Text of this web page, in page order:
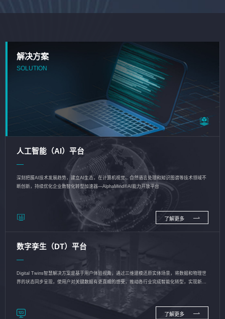
解决方案
SOLUTION
人工智能（AI）平台
深刻把握AI技术发展趋势，建立AI生态，在计算机视觉、自然语言处理和知识图谱等技术领域不
断创新，持续优化企业数智化转型加速器—AlphaMind®AI能力开放平台
了解更多
数字孪生（DT）平台
Digital Twins智慧解决方案是基于用户体验视角，通过三维建模还原实体场景，将数据和物理世
界的状态同步呈现，使用户对关键数据有更直观的感受，推动各行业完成智能化转型，实现新旧
了解更多